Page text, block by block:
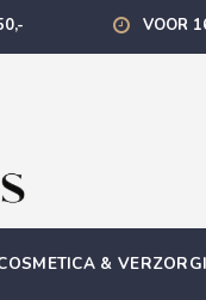
VOOR
&